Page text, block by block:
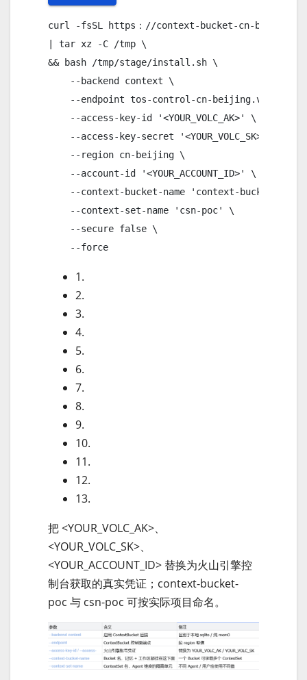
curl -fsSL https：//context-bucket-cn-
| tar xz -C /tmp \
&& bash /tmp/stage/install.sh \
    --backend context \
--endpoint tos-control-cn-
    --access-key-id '<YOUR_VOLC_AK>' \
--access-key-secret '<YOUR_VOLC_SK>'
    --region cn-beijing \
    --account-id '<YOUR_ACCOUNT_ID>' \
--context-bucket-name 'context-
    --context-set-name 'csn-poc' \
    --secure false \
    --force
1.
2.
3.
4.
5.
6.
7.
8.
9.
10.
11.
12.
13.
把 <YOUR_VOLC_AK>、
<YOUR_VOLC_SK>、
<YOUR_ACCOUNT_ID> 替换为火山引擎控
制台获取的真实凭证；context-bucket-
poc 与 csn-poc 可按实际项目命名。